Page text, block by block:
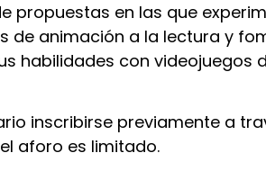
propuestas en las que
de animación a la lectura y
habilidades con
inscribirse previamente a
aforo es limitado.